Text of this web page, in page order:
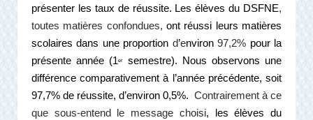
présenter les taux de réussite. Les élèves du DSFNE,
toutes matières confondues, ont réussi leurs matières
scolaires dans une proportion d’environ97,2% pour la
présente année (1ersemestre). Nous observons une
différence comparativement à l’année précédente, soit
97,7% de réussite, d’environ 0,5%. Contrairement à ce
que sous-entend le message choisi, les élèves du